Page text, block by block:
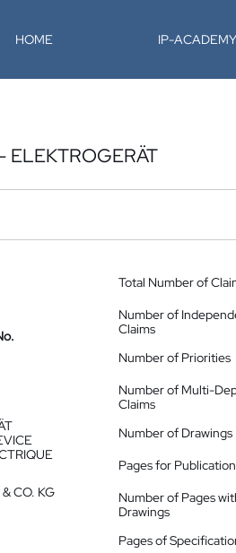
HOME IP-ACADEMY
CO. KG
Total Number of
Number of
Claims
Number of Priorities
Number of Multi-
Claims
Number of Drawings
Pages for Publication
Number of Pages
Drawings
Pages of